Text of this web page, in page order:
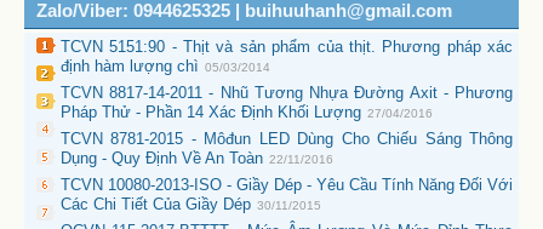
Zalo/Viber: 0944625325 | buihuuhanh@gmail.com
TCVN 5151:90 - Thịt và sản phẩm của thịt. Phương pháp xác
định hàm lượng chì 05/03/2014
TCVN 8817-14-2011 - Nhũ Tương Nhựa Đường Axit - Phương
Pháp Thử - Phần 14 Xác Định Khối Lượng 27/04/2016
TCVN 8781-2015 - Môđun LED Dùng Cho Chiếu Sáng Thông
Dụng - Quy Định Về An Toàn 22/11/2016
TCVN 10080-2013-ISO - Giầy Dép - Yêu Cầu Tính Năng Đối Với
Các Chi Tiết Của Giầy Dép 30/11/2015